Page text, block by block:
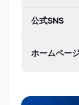
公式SNS
ホームペー